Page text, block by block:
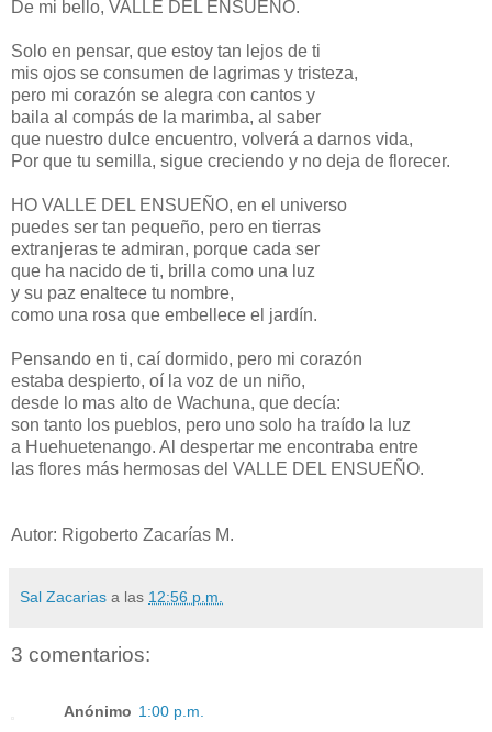
De mi bello, VALLE DEL ENSUEÑO.
Solo en pensar, que estoy tan lejos de ti
mis ojos se consumen de lagrimas y tristeza,
pero mi corazón se alegra con cantos y
baila al compás de la marimba, al saber
que nuestro dulce encuentro, volverá a darnos vida,
Por que tu semilla, sigue creciendo y no deja de florecer.
HO VALLE DEL ENSUEÑO, en el universo
puedes ser tan pequeño, pero en tierras
extranjeras te admiran, porque cada ser
que ha nacido de ti, brilla como una luz
y su paz enaltece tu nombre,
como una rosa que embellece el jardín.
Pensando en ti, caí dormido, pero mi corazón
estaba despierto, oí la voz de un niño,
desde lo mas alto de Wachuna, que decía:
son tanto los pueblos, pero uno solo ha traído la luz
a Huehuetenango. Al despertar me encontraba entre
las flores más hermosas del VALLE DEL ENSUEÑO.
Autor: Rigoberto Zacarías M.
Sal Zacarias a las 12:56 p.m.
3 comentarios:
Anónimo 1:00 p.m.